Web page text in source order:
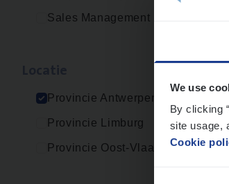
We use
By clicking
site usage,
Cookie
Sales Management
Provincie Antwerpen
Provincie Limburg
Provincie Oost-Vlaanderen